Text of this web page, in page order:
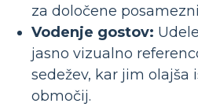
za določene
Vodenje gostov:
jasno vizualno
sedežev, kar jim olajša
območij.